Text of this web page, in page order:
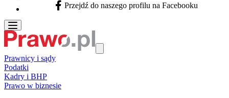
Facebook - otwiera się w nowej karcie
Przejdź do naszego profilu na Facebooku
Prawnicy i sądy
Podatki
Kadry i BHP
Prawo w biznesie